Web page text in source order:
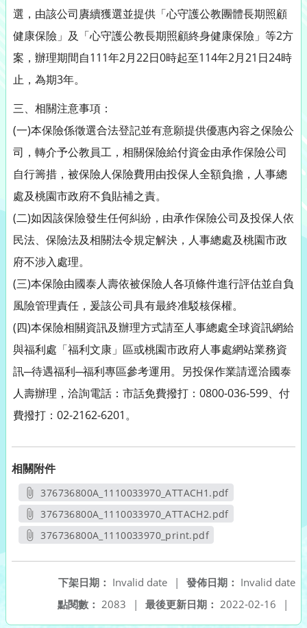
選，由該公司賡續獲選並提供「心守護公教團體長期照顧
健康保險」及「心守護公教長期照顧終身健康保險」等2方
案，辦理期間自111年2月22日0時起至114年2月21日24時
止，為期3年。
三、相關注意事項：
(一)本保險係徵選合法登記並有意願提供優惠內容之保險公
司，轉介予公教員工，相關保險給付資金由承作保險公司
自行籌措，被保險人保險費用由投保人全額負擔，人事總
處及桃園市政府不負貼補之責。
(二)如因該保險發生任何糾紛，由承作保險公司及投保人依
民法、保險法及相關法令規定解決，人事總處及桃園市政
府不涉入處理。
(三)本保險由國泰人壽依被保險人各項條件進行評估並自負
風險管理責任，爰該公司具有最終准駁核保權。
(四)本保險相關資訊及辦理方式請至人事總處全球資訊網給
與福利處「福利文康」區或桃園市政府人事處網站業務資
訊─待遇福利─福利專區參考運用。另投保作業請逕洽國泰
人壽辦理，洽詢電話：市話免費撥打：0800-036-599、付
費撥打：02-2162-6201。
相關附件
376736800A_1110033970_ATTACH1.pdf
另開新視窗
376736800A_1110033970_ATTACH2.pdf
另開新視窗
376736800A_1110033970_print.pdf
發佈日期： Invalid date
下架日期： Invalid date
|
最後更新日期： 2022-02-16 |
點閱數： 2083 |